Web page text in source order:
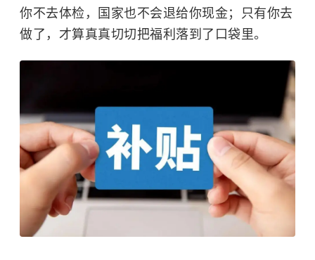
你不去体检，国家也不会退给你现金；只有你去
做了，才算真真切切把福利落到了口袋里。